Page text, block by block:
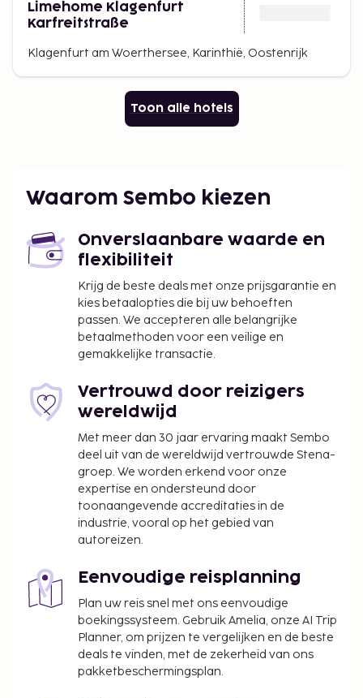
Limehome Klagenfurt
Karfreitstraße
Klagenfurt am Woerthersee, Karinthië, Oostenrijk
Toon alle hotels
Waarom Sembo kiezen
Onverslaanbare waarde en
flexibiliteit
Krijg de beste deals met onze prijsgarantie en
kies betaalopties die bij uw behoeften
passen. We accepteren alle belangrijke
betaalmethoden voor een veilige en
gemakkelijke transactie.
Vertrouwd door reizigers
wereldwijd
Met meer dan 30 jaar ervaring maakt Sembo
deel uit van de wereldwijd vertrouwde Stena-
groep. We worden erkend voor onze
expertise en ondersteund door
toonaangevende accreditaties in de
industrie, vooral op het gebied van
autoreizen.
Eenvoudige reisplanning
Plan uw reis snel met ons eenvoudige
boekingssysteem. Gebruik Amelia, onze AI Trip
Planner, om prijzen te vergelijken en de beste
deals te vinden, met de zekerheid van ons
pakketbeschermingsplan.